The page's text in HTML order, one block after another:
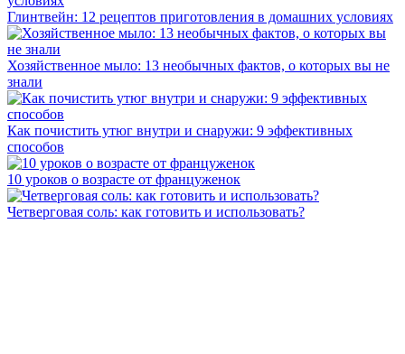
Глинтвейн: 12 рецептов приготовления в домашних условиях
Хозяйственное мыло: 13 необычных фактов, о которых вы не
знали
Как почистить утюг внутри и снаружи: 9 эффективных
способов
10 уроков о возрасте от француженок
Четверговая соль: как готовить и использовать?